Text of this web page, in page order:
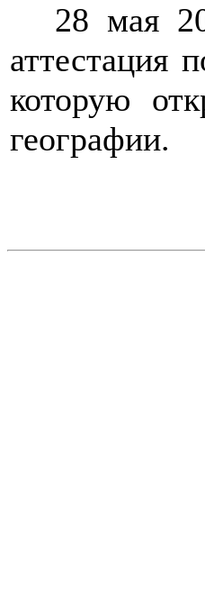
28 мая
аттестация
которую
географии.